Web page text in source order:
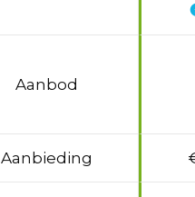
Aanbod
Aanbieding